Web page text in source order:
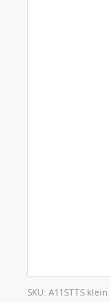
SKU: A11STTS klein